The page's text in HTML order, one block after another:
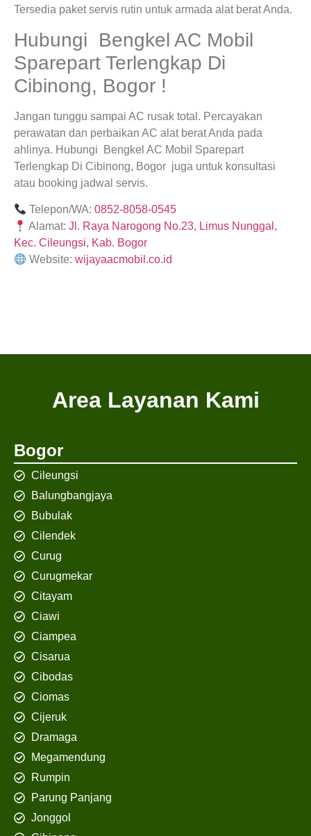
Tersedia paket servis rutin untuk armada alat berat Anda.
Hubungi Bengkel AC Mobil
Sparepart Terlengkap Di
Cibinong, Bogor !
Jangan tunggu sampai AC rusak total. Percayakan
perawatan dan perbaikan AC alat berat Anda pada
ahlinya. Hubungi Bengkel AC Mobil Sparepart
Terlengkap Di Cibinong, Bogor juga untuk konsultasi
atau booking jadwal servis.
Telepon/WA:0852-8058-0545
Alamat:Jl. Raya Narogong No.23, Limus Nunggal,
Kec. Cileungsi, Kab. Bogor
Website:wijayaacmobil.co.id
Area Layanan Kami
Bogor
Cileungsi
Balungbangjaya
Bubulak
Cilendek
Curug
Curugmekar
Citayam
Ciawi
Ciampea
Cisarua
Cibodas
Ciomas
Cijeruk
Dramaga
Megamendung
Rumpin
Parung Panjang
Jonggol